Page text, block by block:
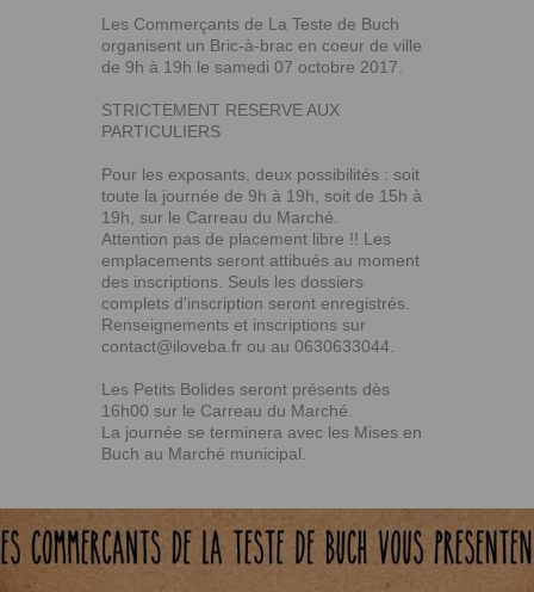
Les Commerçants de La Teste de Buch
organisent un Bric-à-brac en coeur de ville
de 9h à 19h le samedi 07 octobre 2017.
STRICTEMENT RESERVE AUX
PARTICULIERS
Pour les exposants, deux possibilités : soit
toute la journée de 9h à 19h, soit de 15h à
19h, sur le Carreau du Marché.
Attention pas de placement libre !! Les
emplacements seront attibués au moment
des inscriptions. Seuls les dossiers
complets d'inscription seront enregistrés.
Renseignements et inscriptions sur
contact@iloveba.fr ou au 0630633044.
Les Petits Bolides seront présents dès
16h00 sur le Carreau du Marché.
La journée se terminera avec les Mises en
Buch au Marché municipal.